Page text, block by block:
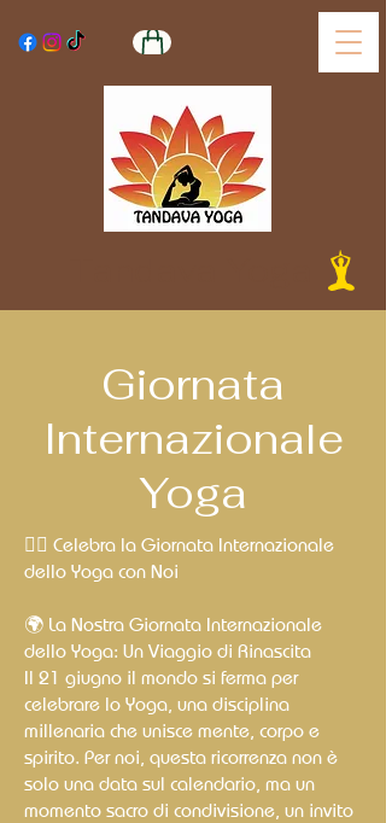
Giornata
Internazionale
Yoga
🧘‍♀️ Celebra la Giornata Internazionale
dello Yoga con Noi
🌍 La Nostra Giornata Internazionale
dello Yoga: Un Viaggio di Rinascita
Il 21 giugno il mondo si ferma per
celebrare lo Yoga, una disciplina
millenaria che unisce mente, corpo e
spirito. Per noi, questa ricorrenza non è
solo una data sul calendario, ma un
momento sacro di condivisione, un invito